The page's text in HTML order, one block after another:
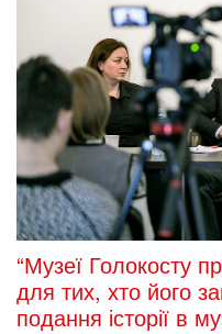
“Музеї Голокосту
для тих, хто його
подання історії в